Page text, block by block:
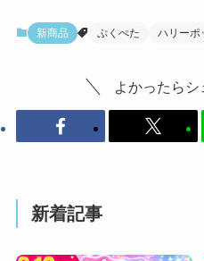
新商品 ぷくぺた ハリーポ
よかったらシ
新着記事